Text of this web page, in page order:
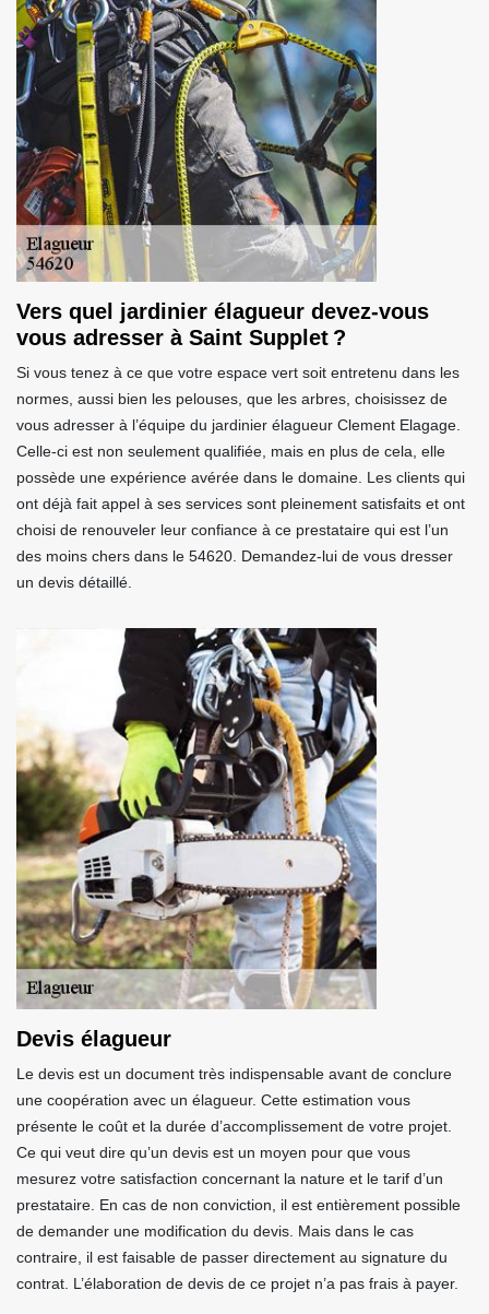
Vers quel jardinier élagueur devez-vous
vous adresser à Saint Supplet ?
Si vous tenez à ce que votre espace vert soit entretenu dans les
normes, aussi bien les pelouses, que les arbres, choisissez de
vous adresser à l’équipe du jardinier élagueur Clement Elagage.
Celle-ci est non seulement qualifiée, mais en plus de cela, elle
possède une expérience avérée dans le domaine. Les clients qui
ont déjà fait appel à ses services sont pleinement satisfaits et ont
choisi de renouveler leur confiance à ce prestataire qui est l’un
des moins chers dans le 54620. Demandez-lui de vous dresser
un devis détaillé.
Devis élagueur
Le devis est un document très indispensable avant de conclure
une coopération avec un élagueur. Cette estimation vous
présente le coût et la durée d’accomplissement de votre projet.
Ce qui veut dire qu’un devis est un moyen pour que vous
mesurez votre satisfaction concernant la nature et le tarif d’un
prestataire. En cas de non conviction, il est entièrement possible
de demander une modification du devis. Mais dans le cas
contraire, il est faisable de passer directement au signature du
contrat. L’élaboration de devis de ce projet n’a pas frais à payer.